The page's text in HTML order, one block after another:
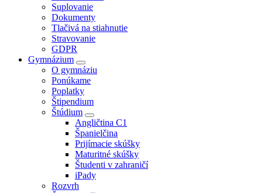
Suplovanie
Dokumenty
Tlačivá na stiahnutie
Stravovanie
GDPR
Gymnázium
O gymnáziu
Ponúkame
Poplatky
Štipendium
Štúdium
Angličtina C1
Španielčina
Prijímacie skúšky
Maturitné skúšky
Študenti v zahraničí
iPady
Rozvrh